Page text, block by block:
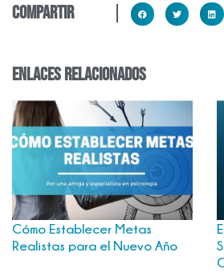
compartir
enlaces relacionados
Cómo Establecer Metas
Realistas para el Nuevo Año